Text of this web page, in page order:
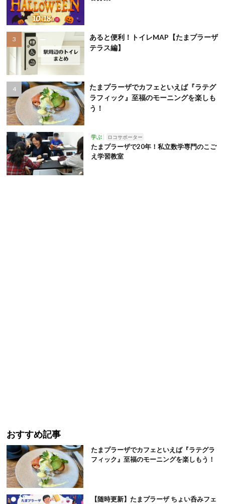
あると便利！トイレMAP【たまプラーザ
テラス編】
たまプラーザでカフェといえば『ラテグ
ラフィック』至福のモーニングを楽しも
う！
学ぶ ロコサポーター
たまプラーザで20年！私立数学専門のこご
え学習教室
おすすめ記事
たまプラーザでカフェといえば『ラテグラ
フィック』至福のモーニングを楽しもう！
【随時更新】たまプラーザ ちょい呑みフェ